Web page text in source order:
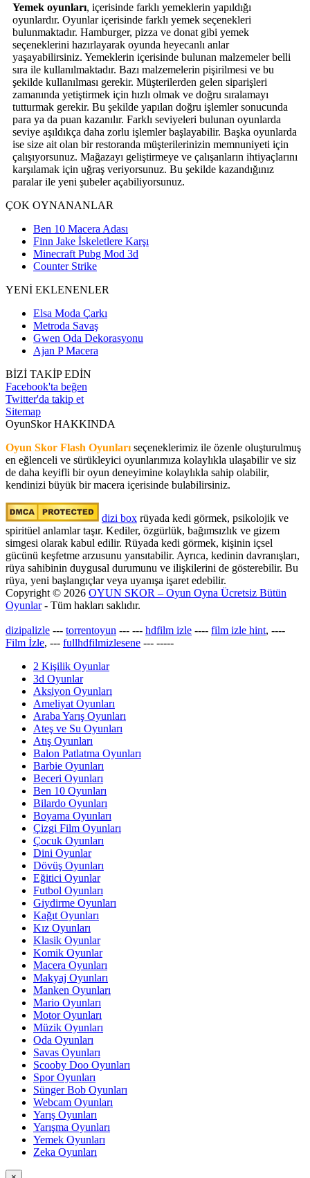
Yemek oyunları, içerisinde farklı yemeklerin yapıldığı
oyunlardır. Oyunlar içerisinde farklı yemek seçenekleri
bulunmaktadır. Hamburger, pizza ve donat gibi yemek
seçeneklerini hazırlayarak oyunda heyecanlı anlar
yaşayabilirsiniz. Yemeklerin içerisinde bulunan malzemeler belli
sıra ile kullanılmaktadır. Bazı malzemelerin pişirilmesi ve bu
şekilde kullanılması gerekir. Müşterilerden gelen siparişleri
zamanında yetiştirmek için hızlı olmak ve doğru sıralamayı
tutturmak gerekir. Bu şekilde yapılan doğru işlemler sonucunda
para ya da puan kazanılır. Farklı seviyeleri bulunan oyunlarda
seviye aşıldıkça daha zorlu işlemler başlayabilir. Başka oyunlarda
ise size ait olan bir restoranda müşterilerinizin memnuniyeti için
çalışıyorsunuz. Mağazayı geliştirmeye ve çalışanların ihtiyaçlarını
karşılamak için uğraş veriyorsunuz. Bu şekilde kazandığınız
paralar ile yeni şubeler açabiliyorsunuz.
ÇOK OYNANANLAR
Ben 10 Macera Adası
Finn Jake İskeletlere Karşı
Minecraft Pubg Mod 3d
Counter Strike
YENİ EKLENENLER
Elsa Moda Çarkı
Metroda Savaş
Gwen Oda Dekorasyonu
Ajan P Macera
BİZİ TAKİP EDİN
Facebook'ta beğen
Twitter'da takip et
Sitemap
OyunSkor HAKKINDA
Oyun Skor Flash Oyunları seçeneklerimiz ile özenle oluşturulmuş
en eğlenceli ve sürükleyici oyunlarımıza kolaylıkla ulaşabilir ve siz
de daha keyifli bir oyun deneyimine kolaylıkla sahip olabilir,
kendinizi büyük bir macera içerisinde bulabilirsiniz.
dizi box rüyada kedi görmek​, psikolojik ve
spiritüel anlamlar taşır. Kediler, özgürlük, bağımsızlık ve gizem
simgesi olarak kabul edilir. Rüyada kedi görmek, kişinin içsel
gücünü keşfetme arzusunu yansıtabilir. Ayrıca, kedinin davranışları,
rüya sahibinin duygusal durumunu ve ilişkilerini de gösterebilir. Bu
rüya, yeni başlangıçlar veya uyanışa işaret edebilir.
Copyright © 2026 OYUN SKOR – Oyun Oyna Ücretsiz Bütün
Oyunlar- Tüm hakları saklıdır.
dizipalizle --- torrentoyun --- --- hdfilm izle ---- film izle hint, ----
Film İzle, --- fullhdfilmizlesene --- -----
2 Kişilik Oyunlar
3d Oyunlar
Aksiyon Oyunları
Ameliyat Oyunları
Araba Yarış Oyunları
Ateş ve Su Oyunları
Atış Oyunları
Balon Patlatma Oyunları
Barbie Oyunları
Beceri Oyunları
Ben 10 Oyunları
Bilardo Oyunları
Boyama Oyunları
Çizgi Film Oyunları
Çocuk Oyunları
Dini Oyunlar
Dövüş Oyunları
Eğitici Oyunlar
Futbol Oyunları
Giydirme Oyunları
Kağıt Oyunları
Kız Oyunları
Klasik Oyunlar
Komik Oyunlar
Macera Oyunları
Makyaj Oyunları
Manken Oyunları
Mario Oyunları
Motor Oyunları
Müzik Oyunları
Oda Oyunları
Savas Oyunları
Scooby Doo Oyunları
Spor Oyunları
Sünger Bob Oyunları
Webcam Oyunları
Yarış Oyunları
Yarışma Oyunları
Yemek Oyunları
Zeka Oyunları